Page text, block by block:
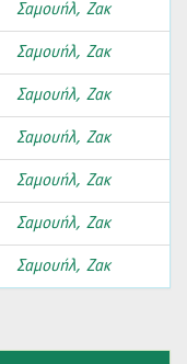
Σαμουήλ, Ζακ
Σαμουήλ, Ζακ
Σαμουήλ, Ζακ
Σαμουήλ, Ζακ
Σαμουήλ, Ζακ
Σαμουήλ, Ζακ
Σαμουήλ, Ζακ